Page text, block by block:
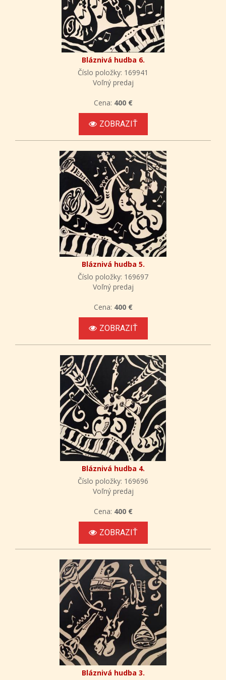
Bláznivá hudba 6.
Číslo položky: 169941
Voľný predaj
Cena: 400 €
ZOBRAZIŤ
Bláznivá hudba 5.
Číslo položky: 169697
Voľný predaj
Cena: 400 €
ZOBRAZIŤ
Bláznivá hudba 4.
Číslo položky: 169696
Voľný predaj
Cena: 400 €
ZOBRAZIŤ
Bláznivá hudba 3.